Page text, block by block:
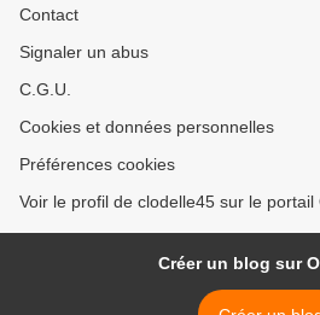
Contact
Signaler un abus
C.G.U.
Cookies et données personnelles
Préférences cookies
Voir le profil de clodelle45 sur le portail
Créer un blog sur